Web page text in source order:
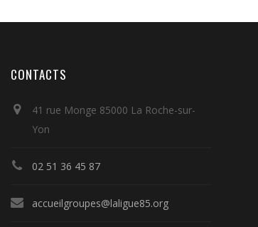
CONTACTS
41 rue Monge 85000 La Roche-sur-
Yon
02 51 36 45 87
accueilgroupes@laligue85.org